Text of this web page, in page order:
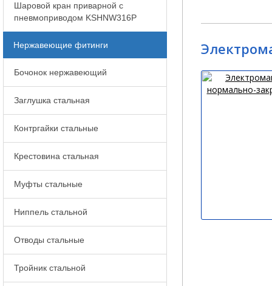
Шаровой кран приварной с
пневмоприводом KSHNW316P
Нержавеющие фитинги
Бочонок нержавеющий
Заглушка стальная
Контргайки стальные
Крестовина стальная
Муфты стальные
Ниппель стальной
Отводы стальные
Тройник стальной